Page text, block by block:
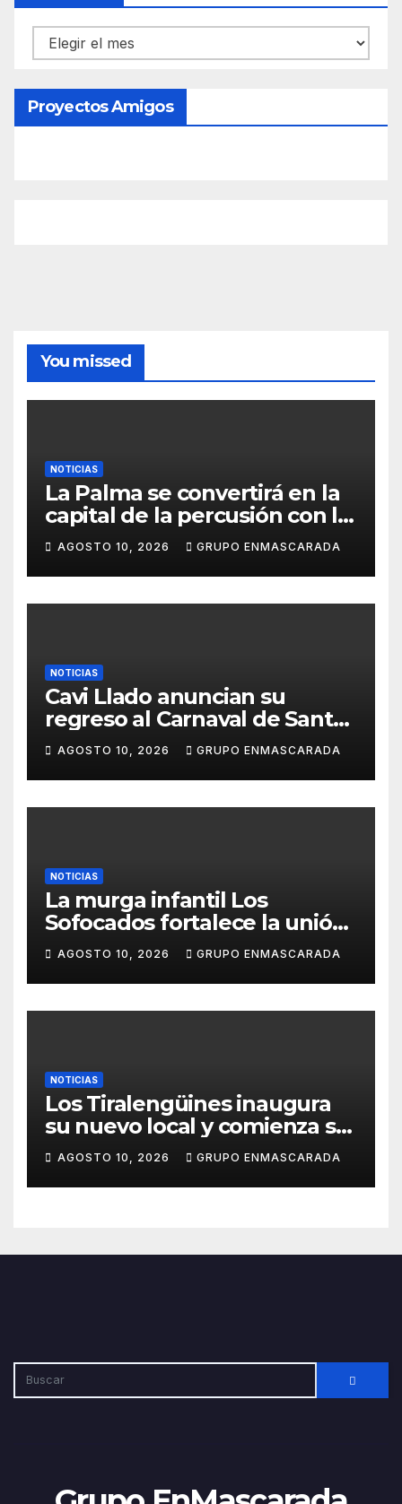
Contenido
Proyectos Amigos
You missed
NOTICIAS
La Palma se convertirá en la
capital de la percusión con la
décima edición del Batucada
Fest
AGOSTO 10, 2026 GRUPO ENMASCARADA
NOTICIAS
Cavi Llado anuncian su
regreso al Carnaval de Santa
Cruz de Tenerife 2027
AGOSTO 10, 2026 GRUPO ENMASCARADA
NOTICIAS
La murga infantil Los
Sofocados fortalece la unión
del grupo con una jornada de
convivencia en la playa de
Antequera
AGOSTO 10, 2026 GRUPO ENMASCARADA
NOTICIAS
Los Tiralengüines inaugura
su nuevo local y comienza su
camino hacia el Carnaval
2027
AGOSTO 10, 2026 GRUPO ENMASCARADA